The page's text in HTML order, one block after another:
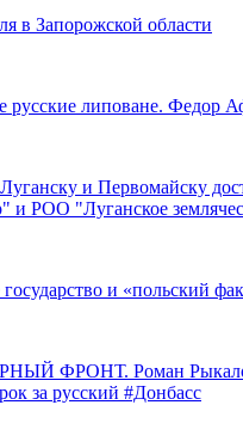
в Запорожской области
русские липоване. Федор
и Первомайску
и РОО "Луганское
и «польский
ФРОНТ. Роман
за русский #Донбасс